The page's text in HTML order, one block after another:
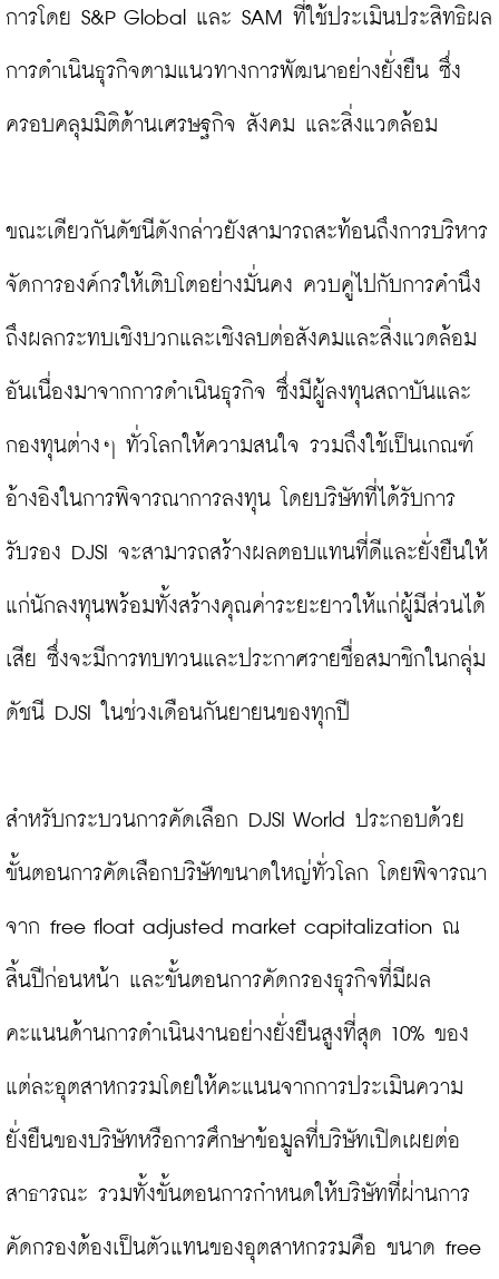
การโดย S&P Global และ SAM ที่ใช้ประเมินประสิทธิผล
การดำเนินธุรกิจตามแนวทางการพัฒนาอย่างยั่งยืน ซึ่ง
ครอบคลุมมิติด้านเศรษฐกิจ สังคม และสิ่งแวดล้อม
ขณะเดียวกันดัชนีดังกล่าวยังสามารถสะท้อนถึงการบริหาร
จัดการองค์กรให้เติบโตอย่างมั่นคง ควบคู่ไปกับการคำนึง
ถึงผลกระทบเชิงบวกและเชิงลบต่อสังคมและสิ่งแวดล้อม
อันเนื่องมาจากการดำเนินธุรกิจ ซึ่งมีผู้ลงทุนสถาบันและ
กองทุนต่างๆ ทั่วโลกให้ความสนใจ รวมถึงใช้เป็นเกณฑ์
อ้างอิงในการพิจารณาการลงทุน โดยบริษัทที่ได้รับการ
รับรอง DJSI จะสามารถสร้างผลตอบแทนที่ดีและยั่งยืนให้
แก่นักลงทุนพร้อมทั้งสร้างคุณค่าระยะยาวให้แก่ผู้มีส่วนได้
เสีย ซึ่งจะมีการทบทวนและประกาศรายชื่อสมาชิกในกลุ่ม
ดัชนี DJSI ในช่วงเดือนกันยายนของทุกปี
สำหรับกระบวนการคัดเลือก DJSI World ประกอบด้วย
ขั้นตอนการคัดเลือกบริษัทขนาดใหญ่ทั่วโลก โดยพิจารณา
จาก free float adjusted market capitalization ณ
สิ้นปีก่อนหน้า และขั้นตอนการคัดกรองธุรกิจที่มีผล
คะแนนด้านการดำเนินงานอย่างยั่งยืนสูงที่สุด 10% ของ
แต่ละอุตสาหกรรมโดยให้คะแนนจากการประเมินความ
ยั่งยืนของบริษัทหรือการศึกษาข้อมูลที่บริษัทเปิดเผยต่อ
สาธารณะ รวมทั้งขั้นตอนการกำหนดให้บริษัทที่ผ่านการ
คัดกรองต้องเป็นตัวแทนของอุตสาหกรรมคือ ขนาด free